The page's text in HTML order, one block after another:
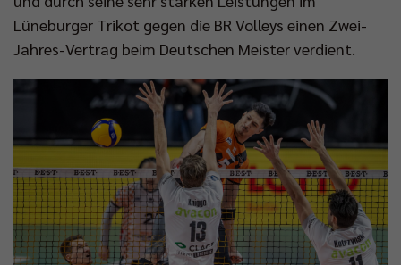
Lüneburger Trikot gegen die BR Volleys einen Zwei-
Jahres-Vertrag beim Deutschen Meister verdient.